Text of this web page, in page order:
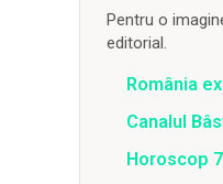
Pentru o
editorial.
România
Canalul
Horoscop